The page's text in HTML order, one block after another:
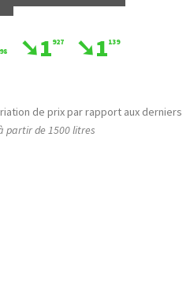
➘1927 ➘1139
de prix par rapport aux derniers
partir de 1500 litres